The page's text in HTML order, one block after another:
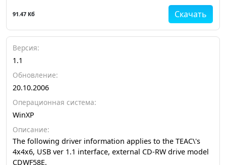
Скачать
91.47 Кб
Версия:
1.1
Обновление:
20.10.2006
Операционная система:
WinXP
Описание:
The following driver information applies to the TEAC\'s
4x4x6, USB ver 1.1 interface, external CD-RW drive model
CDWF58E.